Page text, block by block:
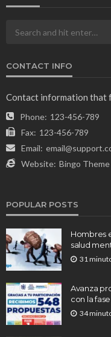
CONTACT INFO
Contact information that
Phone: 123-456-789
Fax: 123-456-789
Email:
Website: Bingo Theme
POPULAR POSTS
Hombres
salud
31
Avanza
con la
34